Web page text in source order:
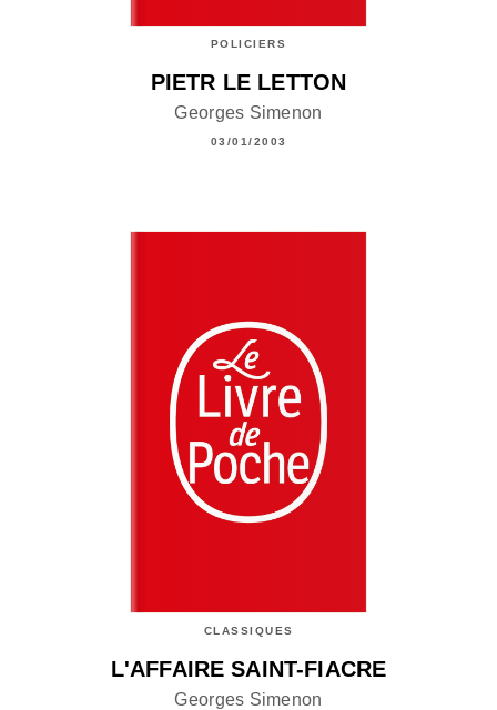
POLICIERS
PIETR LE LETTON
Georges Simenon
03/01/2003
CLASSIQUES
L'AFFAIRE SAINT-FIACRE
Georges Simenon